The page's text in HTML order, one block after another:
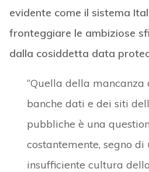
evidente come il sistema
fronteggiare le ambiziose
dalla cosiddetta data
“Quella della mancanza
banche dati e dei siti
pubbliche è una
costantemente, segno di
insufficiente cultura